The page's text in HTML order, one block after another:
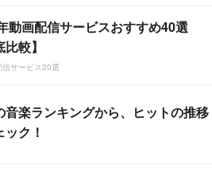
動画配信サービスおすすめ40選
比較】
サービス20選
音楽ランキングから、ヒットの推移
ク！